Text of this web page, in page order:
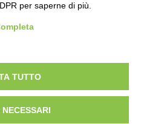
(€):
per saperne di più.
TUTTO